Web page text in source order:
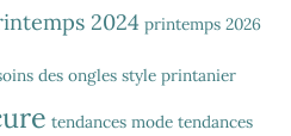
2024 printemps 2026
des ongles style printanier
tendances mode tendances